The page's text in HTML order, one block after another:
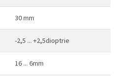
30 mm
-2,5 ... +2,5dioptrie
16 ... 6mm